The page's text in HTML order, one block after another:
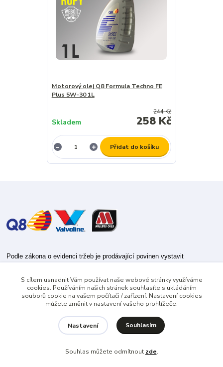
Motorový olej Q8 Formula Techno FE
Plus 5W-30 1L
244 Kč
258 Kč
Skladem
Přidat do košíku
Podle zákona o evidenci tržeb je prodávající povinen vystavit
Zároveň je povinen zaevidovat přijatou tržbu u správce daně online; v
případě technického výpadku pak nejpozději do 48 hodin.
S cílem usnadnit Vám používat naše webové stránky využíváme
cookies. Používáním našich stránek souhlasíte s ukládáním
souborů cookie na vašem počítači / zařízení. Nastavení cookies
můžete změnit v nastavení vašeho prohlížeče.
Nastavení Souhlasím
Souhlas můžete odmítnout zde.